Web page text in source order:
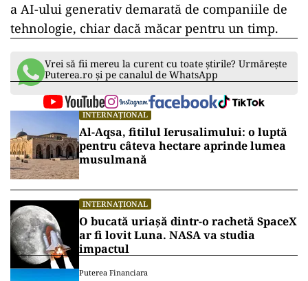
a AI-ului generativ demarată de companiile de
tehnologie, chiar dacă măcar pentru un timp.
Vrei să fii mereu la curent cu toate știrile? Urmărește
Puterea.ro și pe canalul de WhatsApp
INTERNAȚIONAL
Al-Aqsa, fitilul Ierusalimului: o luptă
pentru câteva hectare aprinde lumea
musulmană
INTERNAȚIONAL
O bucată uriașă dintr-o rachetă SpaceX
ar fi lovit Luna. NASA va studia
impactul
Puterea Financiara